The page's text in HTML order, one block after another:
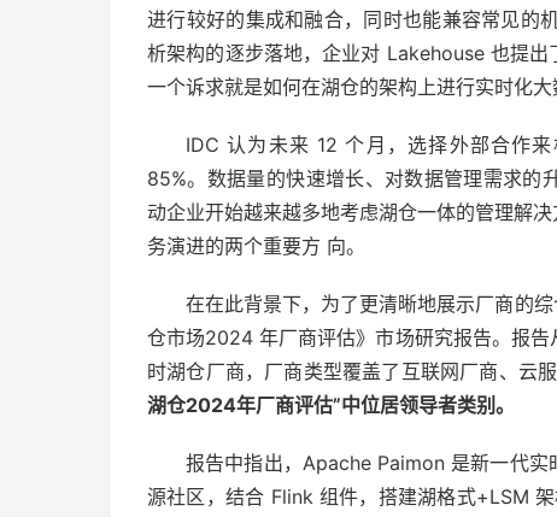
进行较好的集成和融合，同时也能兼容常见的
析架构的逐步落地，企业对 Lakehouse 也提
一个诉求就是如何在湖仓的架构上进行实时化大
IDC 认为未来 12 个月，选择外部合作
85%。数据量的快速增长、对数据管理需求的
动企业开始越来越多地考虑湖仓一体的管理解
务演进的两个重要方 向。
在在此背景下，为了更清晰地展示厂商的
仓市场2024 年厂商评估》市场研究报告。报
时湖仓厂商，厂商类型覆盖了互联网厂商、云
湖仓2024年厂商评估”中位居领导者类别。
报告中指出，Apache Paimon 是新一代
源社区，结合 Flink 组件，搭建湖格式+LSM